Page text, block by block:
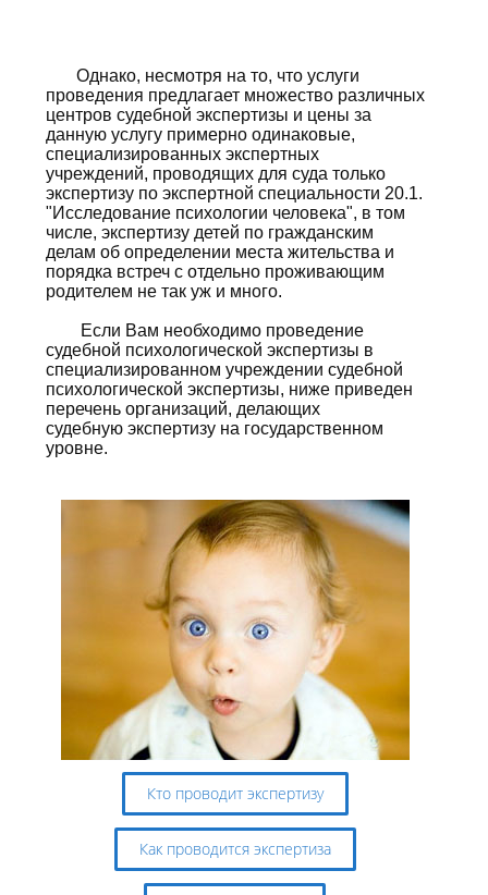
Однако, несмотря на то, что услуги
проведения предлагает множество различных
центров судебной экспертизы и цены за
данную услугу примерно одинаковые,
специализированных экспертных
учреждений, проводящих для суда только
экспертизу по экспертной специальности 20.1.
"Исследование психологии человека", в том
числе, экспертизу детей по гражданским
делам об определении места жительства и
порядка встреч с отдельно проживающим
родителем не так уж и много.
Если Вам необходимо проведение
судебной психологической экспертизы в
специализированном учреждении судебной
психологической экспертизы, ниже приведен
перечень организаций, делающих
судебную экспертизу на государственном
уровне.
Кто проводит экспертизу
Как проводится экспертиза